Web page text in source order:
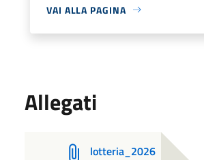
VAI ALLA PAGINA
Allegati
lotteria_2026